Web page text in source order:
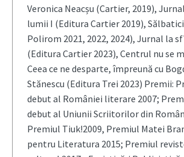
Veronica Neacșu (Cartier, 2019),
lumii I (Editura Cartier 2019),
Polirom 2021, 2022, 2024), Jurnal la
(Editura Cartier 2023), Centrul nu se
Ceea ce ne desparte, împreună cu
Stănescu (Editura Trei 2023) Premii:
debut al României literare 2007;
debut al Uniunii Scriitorilor din
Premiul Tiuk!2009, Premiul Matei
pentru Literatura 2015; Premiul